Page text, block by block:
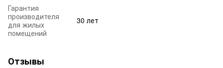
Гарантия
производителя
для жилых
помещений
30 лет
Отзывы